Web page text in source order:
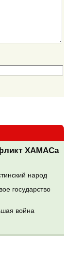
ХАМАСа
народ
государство
война